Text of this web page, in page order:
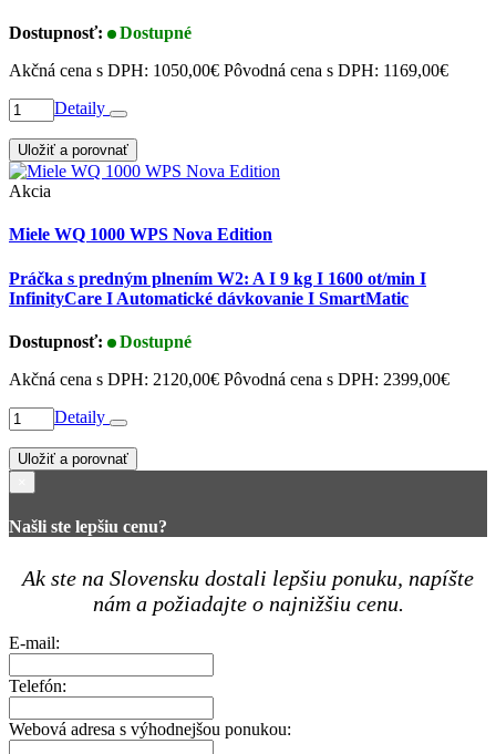
Dostupnosť:
Dostupné
Akčná cena s DPH: 1050,00€ Pôvodná cena s DPH: 1169,00€
Detaily
Uložiť a porovnať
Akcia
Miele WQ 1000 WPS Nova Edition
Práčka s predným plnením W2: A I 9 kg I 1600 ot/min I
InfinityCare I Automatické dávkovanie I SmartMatic
Dostupnosť:
Dostupné
Akčná cena s DPH: 2120,00€ Pôvodná cena s DPH: 2399,00€
Detaily
Uložiť a porovnať
Našli ste lepšiu cenu?
Ak ste na Slovensku dostali lepšiu ponuku, napíšte
nám a požiadajte o najnižšiu cenu.
E-mail:
Telefón:
Webová adresa s výhodnejšou ponukou: